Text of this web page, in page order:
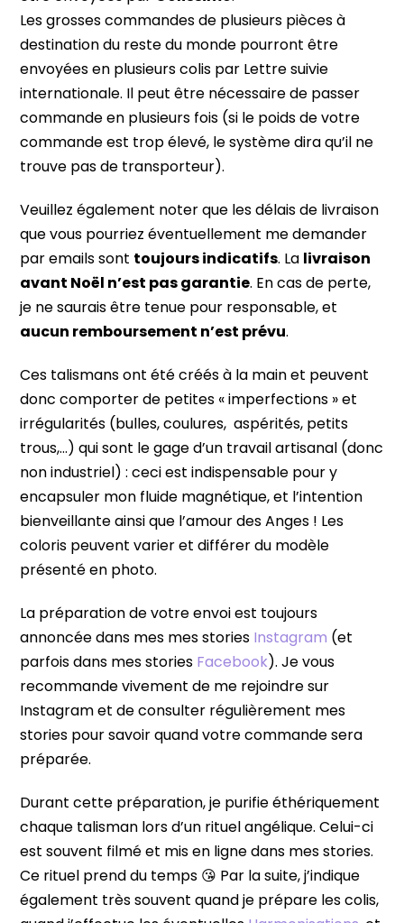
Les grosses commandes de plusieurs pièces à
destination du reste du monde pourront être
envoyées en plusieurs colis par Lettre suivie
internationale. Il peut être nécessaire de passer
commande en plusieurs fois (si le poids de votre
commande est trop élevé, le système dira qu’il ne
trouve pas de transporteur).
Veuillez également noter que les délais de livraison
que vous pourriez éventuellement me demander
par emails sont toujours indicatifs. La livraison
avant Noël n’est pas garantie. En cas de perte,
je ne saurais être tenue pour responsable, et
aucun remboursement n’est prévu.
Ces talismans ont été créés à la main et peuvent
donc comporter de petites « imperfections » et
irrégularités (bulles, coulures, aspérités, petits
trous,…) qui sont le gage d’un travail artisanal (donc
non industriel) : ceci est indispensable pour y
encapsuler mon fluide magnétique, et l’intention
bienveillante ainsi que l’amour des Anges ! Les
coloris peuvent varier et différer du modèle
présenté en photo.
La préparation de votre envoi est toujours
annoncée dans mes mes stories Instagram (et
parfois dans mes stories Facebook). Je vous
recommande vivement de me rejoindre sur
Instagram et de consulter régulièrement mes
stories pour savoir quand votre commande sera
préparée.
Durant cette préparation, je purifie éthériquement
chaque talisman lors d’un rituel angélique. Celui-ci
est souvent filmé et mis en ligne dans mes stories.
Ce rituel prend du temps 😘 Par la suite, j’indique
également très souvent quand je prépare les colis,